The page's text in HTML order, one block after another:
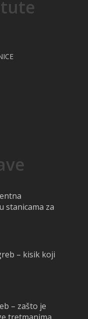
stanicama za
– kisik koji
– zašto je